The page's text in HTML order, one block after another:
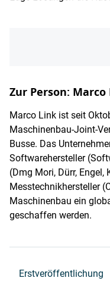
Zur Person: Marco
Marco Link ist seit
Maschinenbau-Joint-
Busse. Das
Softwarehersteller
(Dmg Mori, Dürr, Engel,
Messtechnikhersteller
Maschinenbau ein
geschaffen werden.
Erstveröffentlichung